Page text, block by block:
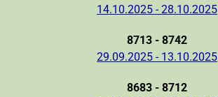
14.10.2025 - 28.10.2025
8713 - 8742
29.09.2025 - 13.10.2025
8683 - 8712